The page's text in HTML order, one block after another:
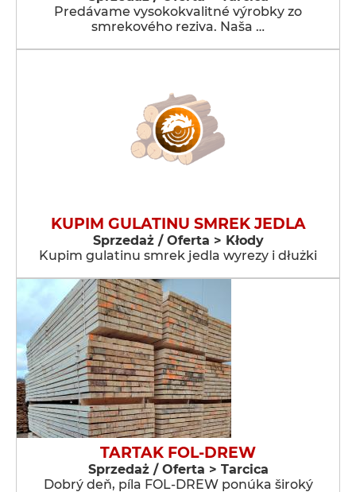
Predávame vysokokvalitné výrobky zo
smrekového reziva. Naša …
KUPIM GULATINU SMREK JEDLA
Sprzedaż / Oferta > Kłody
Kupim gulatinu smrek jedla wyrezy i dłużki
TARTAK FOL-DREW
Sprzedaż / Oferta > Tarcica
Dobrý deň, píla FOL-DREW ponúka široký